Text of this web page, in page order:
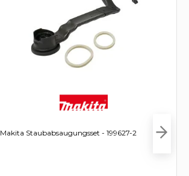
Makita Staubabsaugungsset - 199627-2